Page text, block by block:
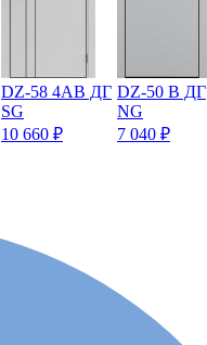
DZ-58 4AB ДГ
SG
10 660 ₽
DZ-50 B ДГ
NG
7 040 ₽